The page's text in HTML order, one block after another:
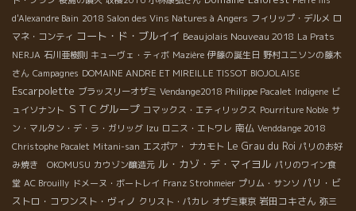
d'Alexandre Bain 2018 Salon des Vins Natures à Angers フィリップ・デルメ ロ
マネ・コンティ コート・ド・ブルイイ Beaujolais Nouveau 2018 La Prats
NERJA 石川亜樹則 キューヴェ・ティボ Mazière 伊藤の誕生日 野村ユニソンの藤木
さん Campagnes DOMAINE ANDRE ET MIREILLE TISSOT BIOJOLAISE
Escarpolette ブラッスリーオザミ Vendange2018 Philippe Pacalet Indigene ビ
ュイソナント ＳＴＣグループ コマックス・エティリックス Pourriture Noble サ
ン・マルタン・デ・ラ・ガリッグ Izu ロニス・エトワレ 南仏 Venddange 2018
Christophe Pacalet Mitani-san エスポア・ ナカモト Le Grau du Roi パリのお好
み焼き OKOMUSU カウゾン醸造元 ル・カゾ・デ・マイヨル パリのワイン食
堂 AC Brouilly ドメーヌ・ボートレイ Franz Strohmeier プリム・サンソ パリ・ビ
ストロ・コワンスト・ヴィノ クリスト・パカレ オザミ東京 岩田コキさん 弥三